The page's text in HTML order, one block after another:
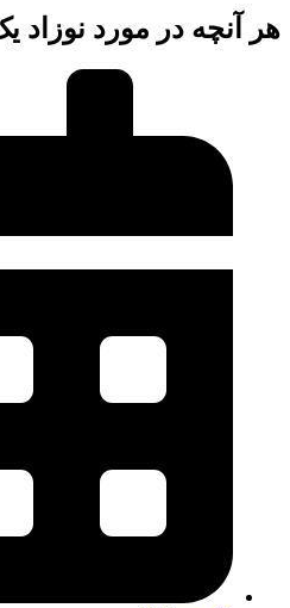
آنچه در مورد نوزاد یک